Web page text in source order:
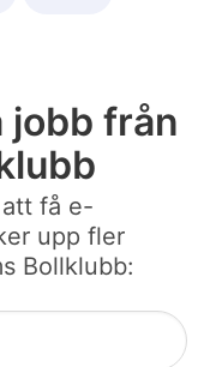
jobb från
få e-
upp fler
Bollklubb: